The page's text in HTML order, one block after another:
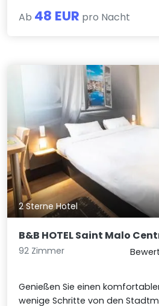
Ab 48 EUR pro Nacht
2 Sterne Hotel
B&B HOTEL Saint Malo
92 Zimmer
Genießen Sie einen
wenige Schritte von den